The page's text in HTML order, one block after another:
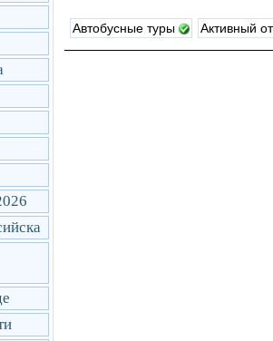
Автобусные туры Активный